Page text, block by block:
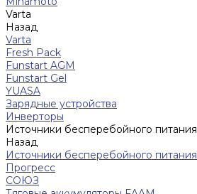
Varta
Назад
Varta
Fresh Pack
Funstart AGM
Funstart Gel
YUASA
Зарядные устройства
Инверторы
Источники бесперебойного питания
Назад
Источники бесперебойного питания
Прогресс
СОЮЗ